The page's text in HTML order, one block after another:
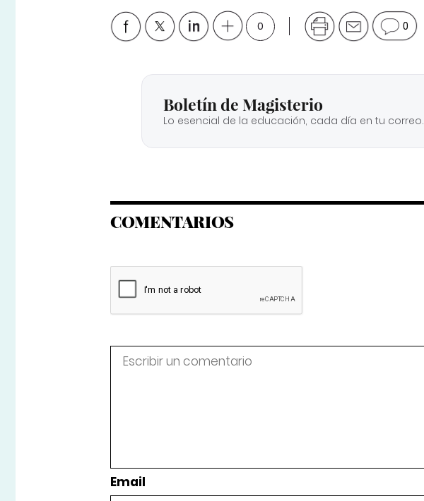
0 0
Boletín de Magisterio
Lo esencial de la educación, cada día en tu correo.
COMENTARIOS
Email